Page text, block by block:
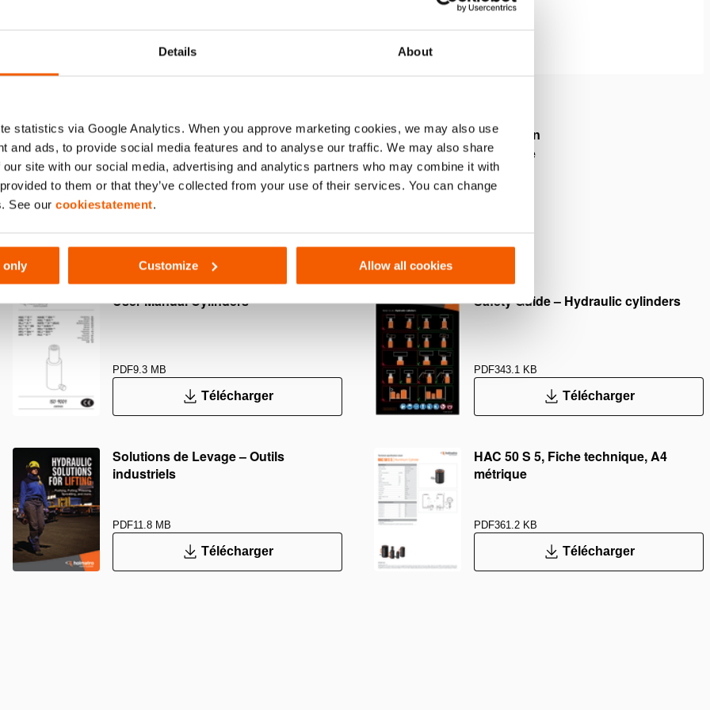
Details About
statistics via Google Analytics. When you approve marketing cookies, we may also use
and ads, to provide social media features and to analyse our traffic. We may also share
site with our social media, advertising and analytics partners who may combine it with
to them or that they’ve collected from your use of their services. You can change
See our cookiestatement.
only Customize Allow all cookies
power ; une combinaison d’un joint
et d’un roulement composite
solide pour une durée de vie plus
La tête XL protège de manière optimale le piston
et guide la charge le plus efficacement possible
User Manual Cylinders
PDF9.3 MB
Télécharger
Safety Guide – Hydraulic cylinders
PDF343.1 KB
Télécharger
Solutions de Levage – Outils
industriels
PDF11.8 MB
Télécharger
HAC 50 S 5, Fiche technique, A4
métrique
PDF361.2 KB
Télécharger